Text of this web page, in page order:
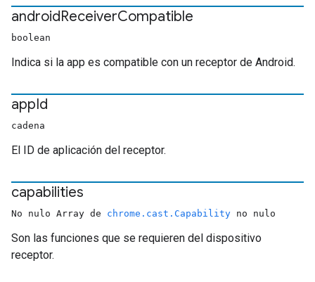
androidReceiverCompatible
boolean
Indica si la app es compatible con un receptor de Android.
appId
cadena
El ID de aplicación del receptor.
capabilities
No nulo Array de chrome.cast.Capability no nulo
Son las funciones que se requieren del dispositivo
receptor.